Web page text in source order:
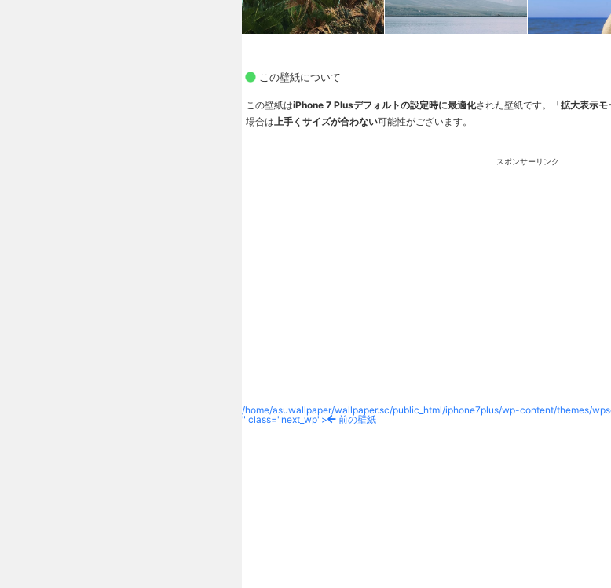
この壁紙について
この壁紙はiPhone 7 Plusデフォルトの設定時に最適化された壁紙です。「拡大表示モ
場合は上手くサイズが合わない可能性がございます。
スポンサーリンク
/home/asuwallpaper/wallpaper.sc/public_html/iphone7plus/wp-content/themes/
" class="next_wp">
前の壁紙